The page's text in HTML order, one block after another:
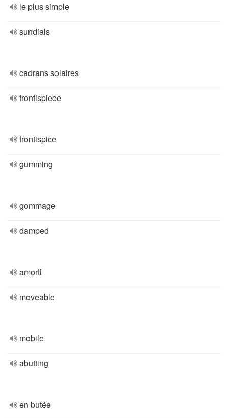
le plus simple
sundials
cadrans solaires
frontispiece
frontispice
gumming
gommage
damped
amorti
moveable
mobile
abutting
en butée